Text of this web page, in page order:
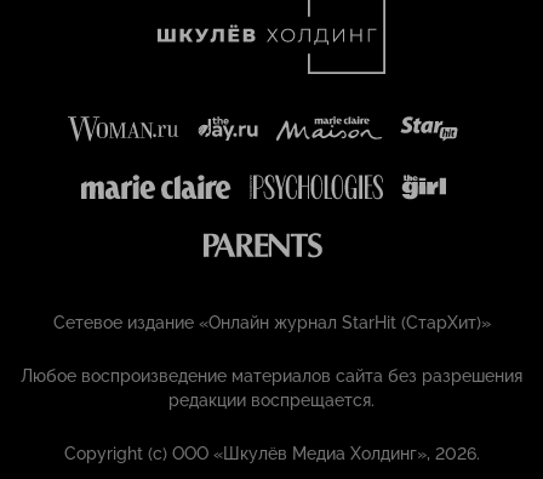
Сетевое издание «Онлайн журнал StarHit (СтарХит)»
Любое воспроизведение материалов сайта без разрешения
редакции воспрещается.
Copyright (с) ООО «Шкулёв Медиа Холдинг», 2026.